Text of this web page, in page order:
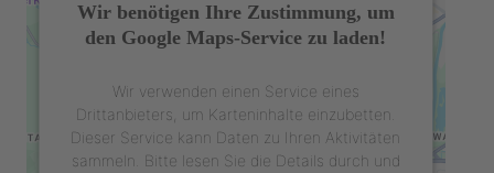
Wir benötigen Ihre Zustimmung, um
den Google Maps-Service zu laden!
Wir verwenden einen Service eines
Drittanbieters, um Karteninhalte einzubetten.
Dieser Service kann Daten zu Ihren Aktivitäten
sammeln. Bitte lesen Sie die Details durch und